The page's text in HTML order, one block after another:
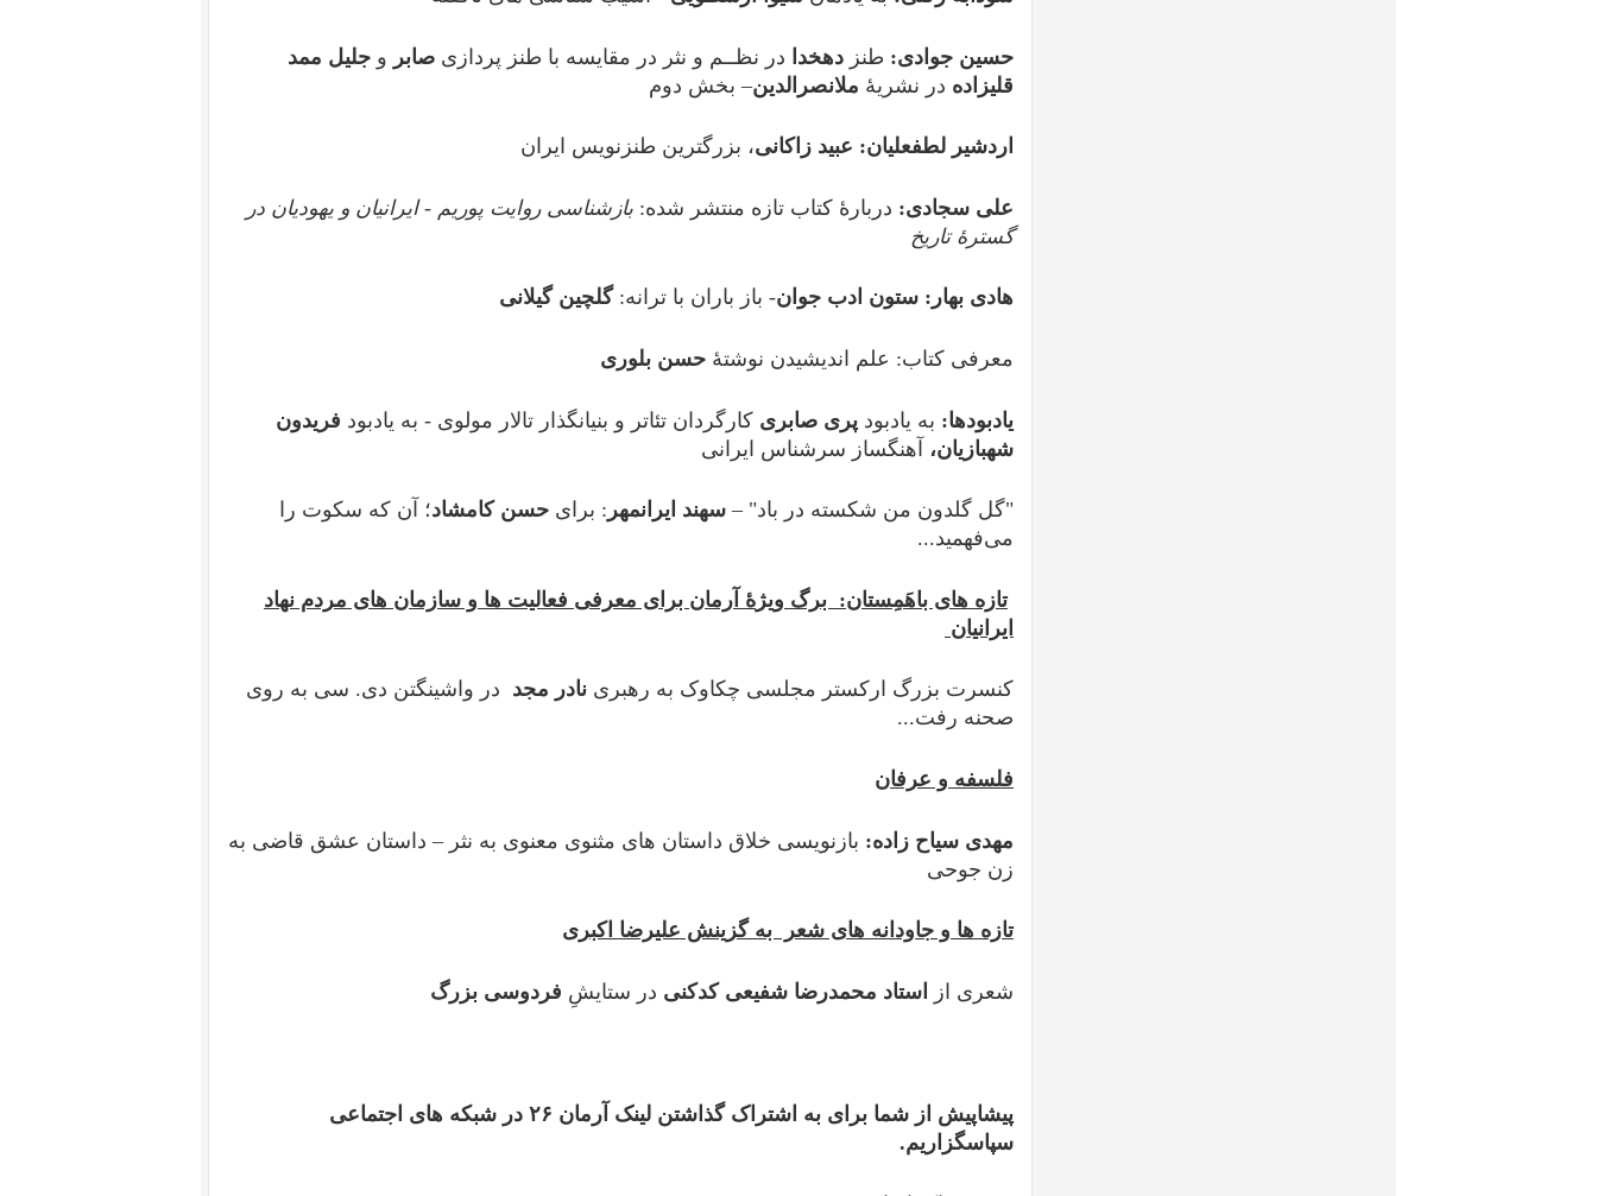
حسین جوادی: طنز دهخدا در نظــم و نثر در مقایسه با طنز پردازی صابر و جلیل ممد
قلیزاده در نشریۀ ملانصرالدین– بخش دوم
اردشیر لطفعلیان: عبید زاکانی، بزرگترین طنزنویس ایران
علی سجادی: دربارۀ کتاب تازه منتشر شده: بازشناسی روایت پوریم - ایرانیان و یهودیان در
گسترۀ تاریخ
هادی بهار: ستون ادب جوان- باز باران با ترانه:گلچین گیلانی
معرفی کتاب: علم اندیشیدن نوشتۀ حسن بلوری
یادبودها: به یادبود پری صابری کارگردان تئاتر و بنیانگذار تالار مولوی - به یادبود فریدون
شهبازیان، آهنگساز سرشناس ایرانی
"گل گلدون من شکسته در باد" – سهند ایرانمهر : برای حسن کامشاد؛ آن ‌که سکوت را
می‌فهمید...
تازه های باهَمِستان: برگ ویژ ۀ آرمان برای معرفی فعالیت ها و سازمان های مردم نهاد
ایرانیان
کنسرت بزرگ ارکستر مجلسی چکاوک به رهبری نادر مجد در واشینگتن دی. سی به روی
صحنه رفت...
فلسفه و عرفان
مهدی سیاح زاده: بازنویسی خلاق داستان های مثنوی معنوی به نثر – داستان عشق قاضی به
زن جوحی
تازه ها و جاودانه های شعر به گزینش علیرضا اکبری
شعری از استاد محمدرضا شفیعی کدکنی در ستایشِ فردوسی بزرگ
پیشاپیش از شما برای به اشتراک گذاشتن لینک آرمان ۲۶ در شبکه های اجتماعی
سپاسگزاریم.